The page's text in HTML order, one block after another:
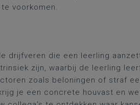
voorkomen.
drijfveren die een leerling
zijn, waarbij de leerling
zoals beloningen of straf
je een concrete houvast en